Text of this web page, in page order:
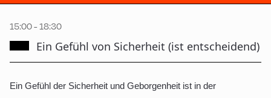
15:00 - 18:30
Ein Gefühl von Sicherheit (ist entscheidend)
Ein Gefühl der Sicherheit und Geborgenheit ist in der